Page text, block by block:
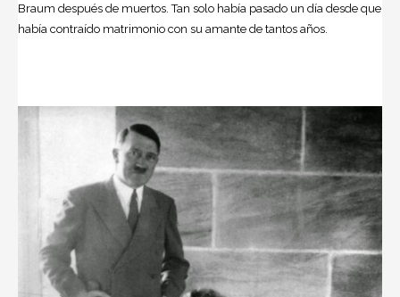
Braum después de muertos. Tan solo había pasado un día desde que
había contraído matrimonio con su amante de tantos años.